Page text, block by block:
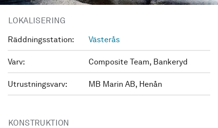
LOKALISERING
Räddningsstation: Västerås
Varv: Composite Team, Bankeryd
Utrustningsvarv: MB Marin AB, Henån
KONSTRUKTION